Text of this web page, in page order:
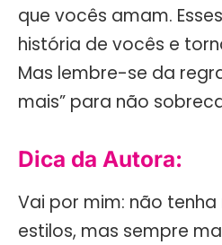
que vocês amam.
história de vocês e
Mas lembre-se da
mais” para não
Dica da Autora:
Vai por mim: não
estilos, mas sempre